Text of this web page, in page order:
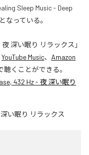
Sleep Music - Deep
なっている。
夜 深い眠り リラックス 」
YouTube Music、 Amazon
くことができる。
432 Hz - 夜 深い眠り